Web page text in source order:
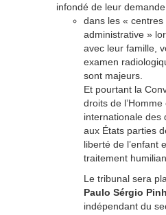
infondé de leur
dans les « centres
administrative »
avec leur famille,
examen
sont majeurs.
Et pourtant la
droits de
internationale des
aux États parties
liberté de l’enfant
traitement
Le tribunal sera
Paulo Sérgio
indépendant du